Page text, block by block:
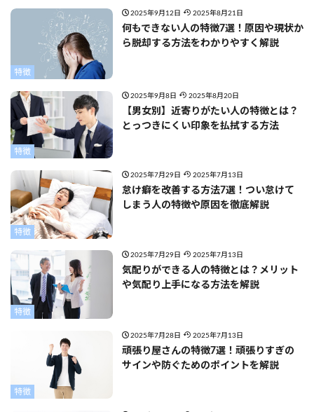
特徴
2025年9月12日 2025年8月21日
何もできない人の特徴7選！原因や現状か
ら脱却する方法をわかりやすく解説
特徴
2025年9月8日 2025年8月20日
【男女別】近寄りがたい人の特徴とは？
とっつきにくい印象を払拭する方法
特徴
2025年7月29日 2025年7月13日
怠け癖を改善する方法7選！つい怠けて
しまう人の特徴や原因を徹底解説
特徴
2025年7月29日 2025年7月13日
気配りができる人の特徴とは？メリット
や気配り上手になる方法を解説
特徴
2025年7月28日 2025年7月13日
頑張り屋さんの特徴7選！頑張りすぎの
サインや防ぐためのポイントを解説